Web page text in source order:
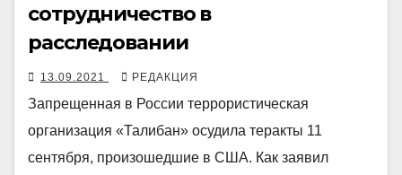
сотрудничество в
расследовании
13.09.2021 РЕДАКЦИЯ
Запрещенная в России террористическая
организация «Талибан» осудила теракты 11
сентября, произошедшие в США. Как заявил